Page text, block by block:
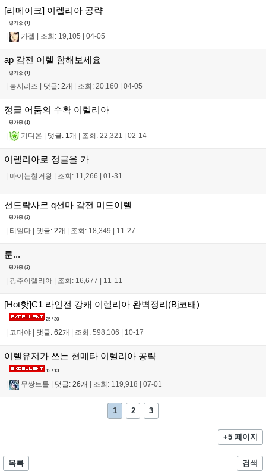
[리메이크] 이렐리아 공략
평가중 (1)
가젤 조회: 19,105 04-05
ap 감전 이렐 함해보세요
평가중 (1)
| 봉시리즈 | 댓글: 2개 | 조회: 20,160 | 04-05
정글 어둠의 수확 이렐리아
평가중 (1)
기디온 댓글: 1개 조회: 22,321 02-14
이렐리아로 정글을 가
마이는철거왕 조회: 11,266 01-31
선드락사르 q선마 감전 미드이렐
평가중 (2)
티일다 댓글: 2개 조회: 18,349 11-27
룬...
평가중 (2)
| 광주이렐리아 | 조회: 16,677 | 11-11
[Hot핫]C1 라인전 강캐 이렐리아 완벽정리(Bj코태)
25 / 30
코태야 댓글: 62개 조회: 598,106 10-17
이렐유저가 쓰는 현메타 이렐리아 공략
12 / 13
무쌍트롤 댓글: 26개 조회: 119,918 07-01
1 2 3
+5 페이지
목록 검색